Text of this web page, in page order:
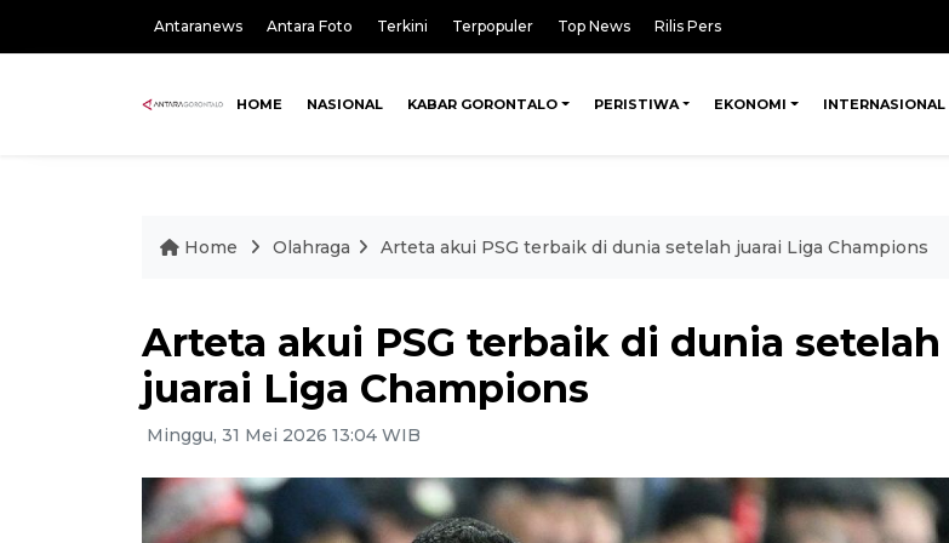
Antaranews Antara Foto Terkini Terpopuler Top News Rilis Pers
HOME NASIONAL KABAR GORONTALO PERISTIWA EKONOMI INTERNASIONAL
Home Olahraga Arteta akui PSG terbaik di dunia setelah juarai Liga Champions
Arteta akui PSG terbaik di dunia setelah
juarai Liga Champions
Minggu, 31 Mei 2026 13:04 WIB